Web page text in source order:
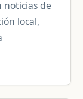
noticias de
local,